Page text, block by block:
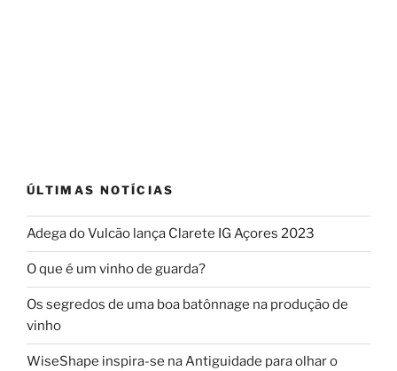
ÚLTIMAS NOTÍCIAS
Adega do Vulcão lança Clarete IG Açores 2023
O que é um vinho de guarda?
Os segredos de uma boa batônnage na produção de
vinho
WiseShape inspira-se na Antiguidade para olhar o